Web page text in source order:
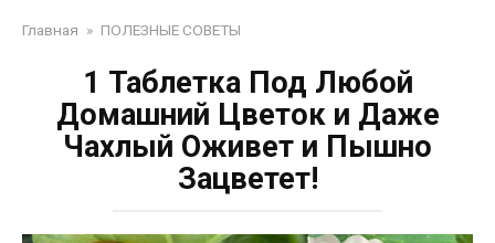
Главная » ПОЛЕЗНЫЕ СОВЕТЫ
1 Таблетка Под Любой
Домашний Цветок и Даже
Чахлый Оживет и Пышно
Зацветет!